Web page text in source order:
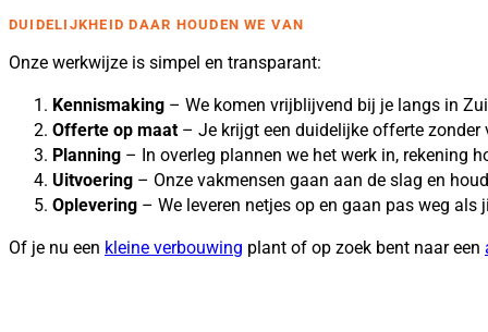
DUIDELIJKHEID DAAR HOUDEN WE VAN
Onze werkwijze is simpel en transparant:
Kennismaking – We komen vrijblijvend bij je langs in
Offerte op maat– Je krijgt een duidelijke offerte zonder
Planning – In overleg plannen we het werk in, rekening
Uitvoering – Onze vakmensen gaan aan de slag en
Oplevering – We leveren netjes op en gaan pas weg als
Of je nu een kleine verbouwing plant of op zoek bent naar een